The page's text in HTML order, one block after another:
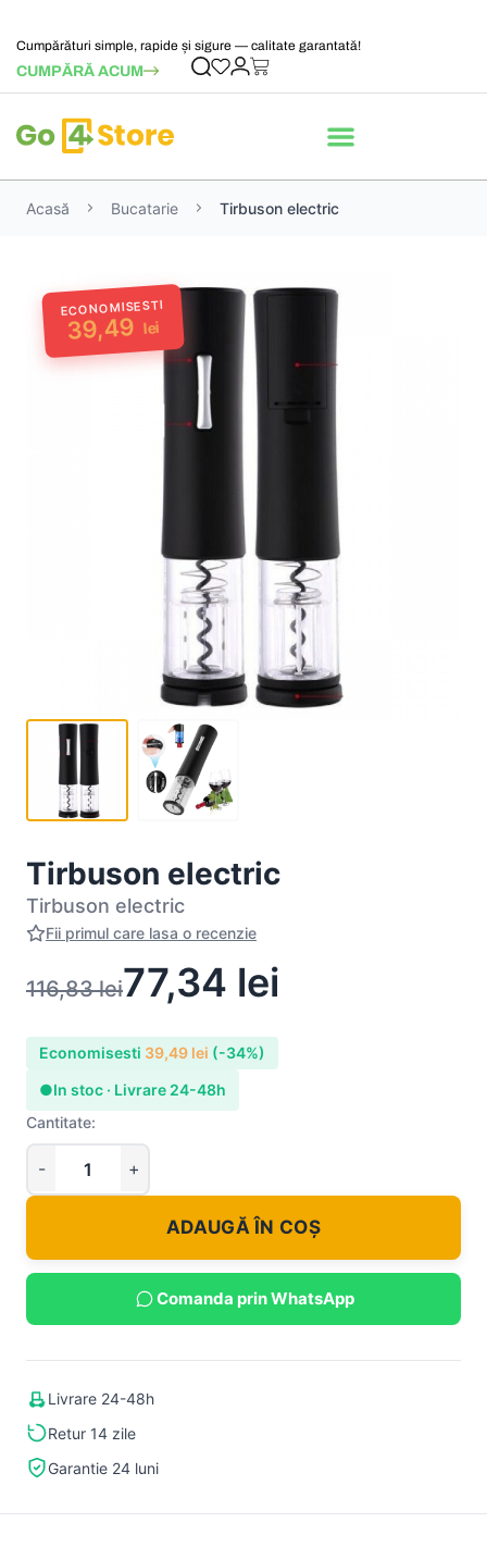
Cumpărături simple, rapide și sigure — calitate garantată!
CUMPĂRĂ ACUM
Acasă Bucatarie Tirbuson electric
ECONOMISESTI
39,49 lei
Tirbuson electric
Tirbuson electric
Fii primul care lasa o recenzie
116,83lei77,34 lei
Economisesti 39,49 lei (-34%)
●In stoc · Livrare 24-48h
Cantitate:
ADAUGĂ ÎN COȘ
Comanda prin WhatsApp
Livrare 24-48h
Retur 14 zile
Garantie 24 luni